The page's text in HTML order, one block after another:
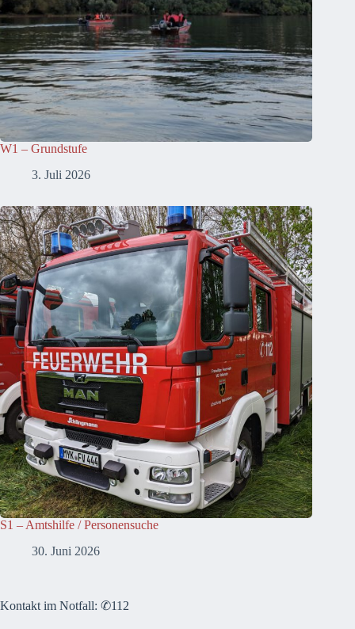
W1 – Grundstufe
3. Juli 2026
S1 – Amtshilfe / Personensuche
30. Juni 2026
Kontakt im Notfall: ✆112